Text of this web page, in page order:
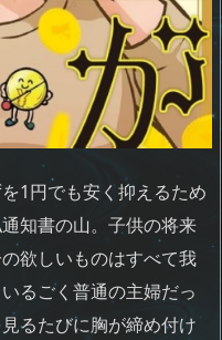
1円でも安く抑えるため
知書の山。子供の将来
欲しいものはすべて我
るごく普通の主婦だっ
るたびに胸が締め付け